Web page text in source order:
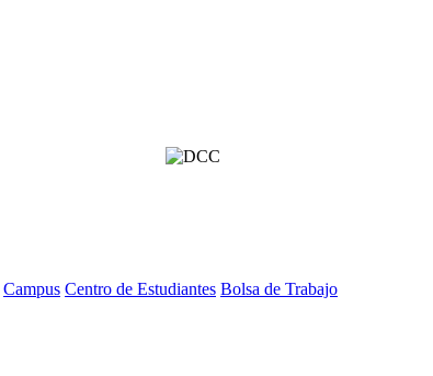
Campus Centro de Estudiantes Bolsa de Trabajo